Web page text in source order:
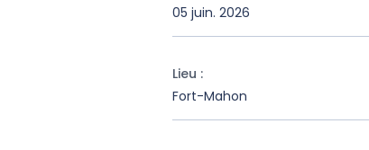
05 juin. 2026
Lieu :
Fort-Mahon